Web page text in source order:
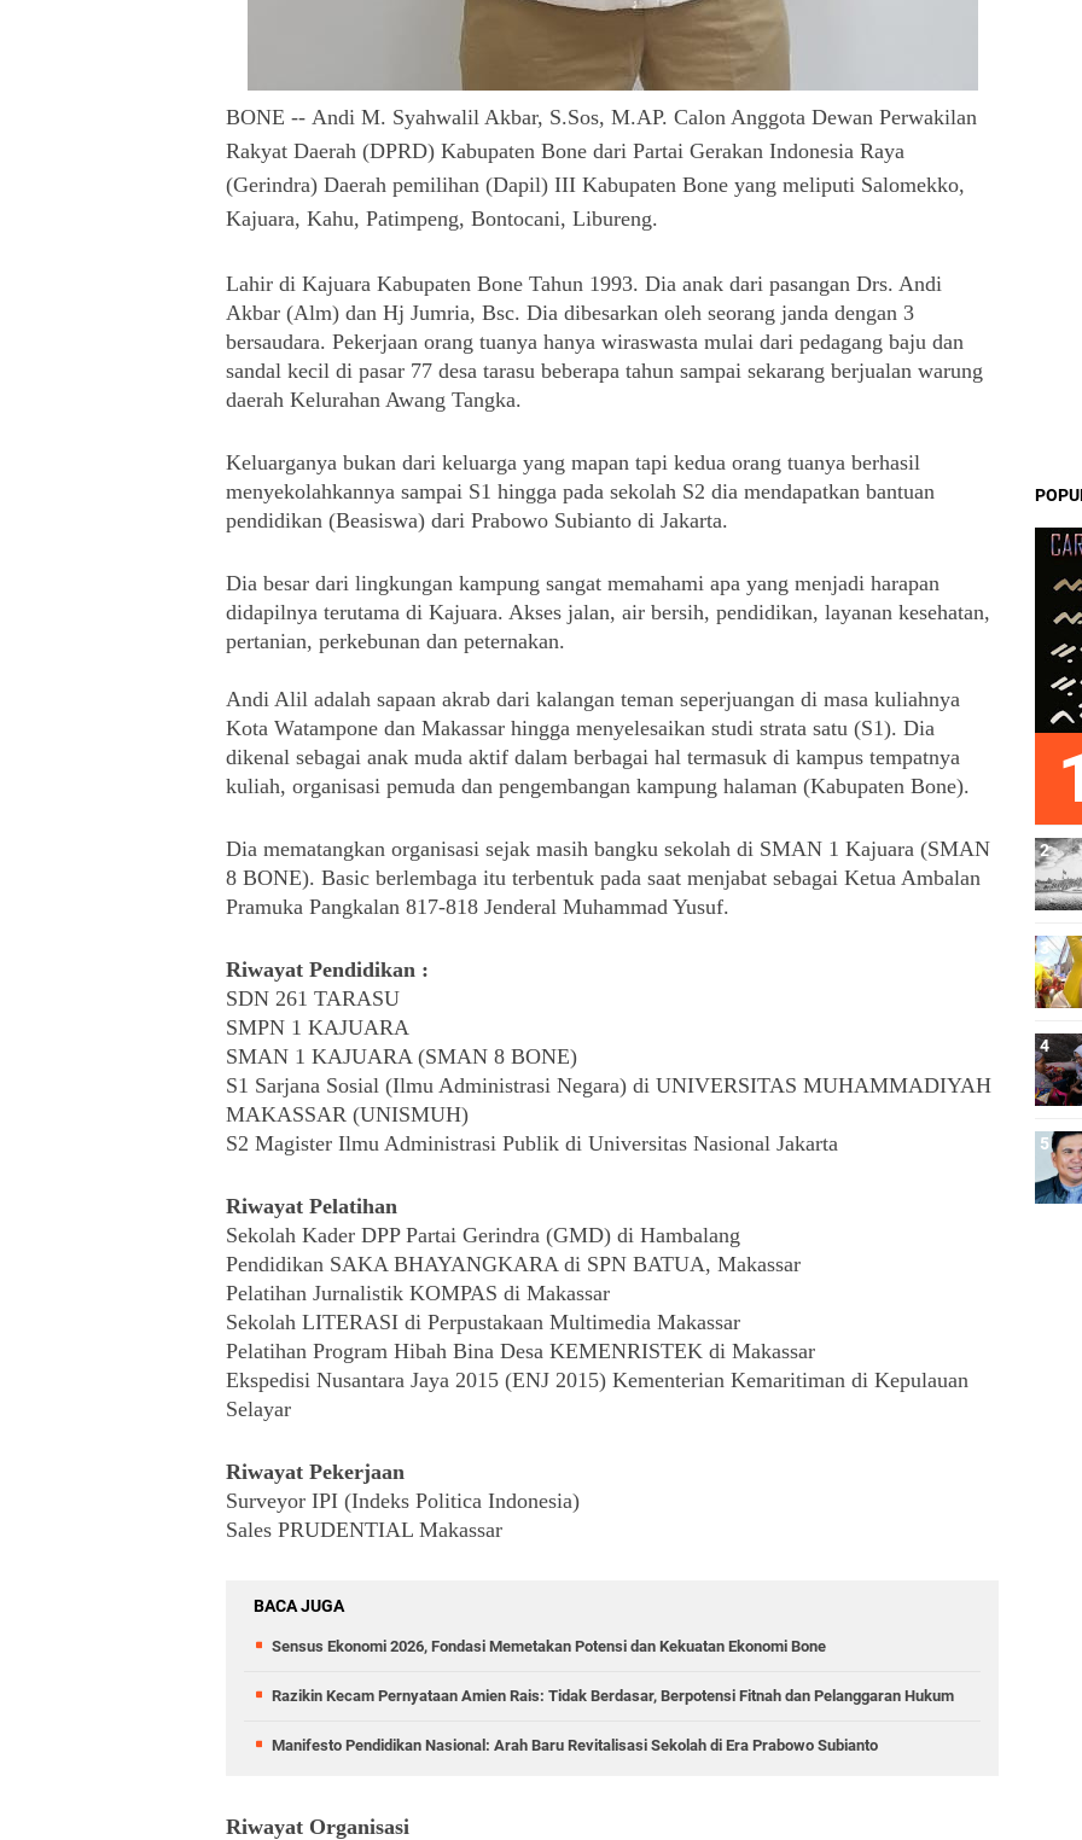
BONE -- Andi M. Syahwalil Akbar, S.Sos, M.AP. Calon Anggota Dewan Perwakilan
Rakyat Daerah (DPRD) Kabupaten Bone dari Partai Gerakan Indonesia Raya
(Gerindra) Daerah pemilihan (Dapil) III Kabupaten Bone yang meliputi Salomekko,
Kajuara, Kahu, Patimpeng, Bontocani, Libureng.
Lahir di Kajuara Kabupaten Bone Tahun 1993. Dia anak dari pasangan Drs. Andi
Akbar (Alm) dan Hj Jumria, Bsc. Dia dibesarkan oleh seorang janda dengan 3
bersaudara. Pekerjaan orang tuanya hanya wiraswasta mulai dari pedagang baju dan
sandal kecil di pasar 77 desa tarasu beberapa tahun sampai sekarang berjualan warung
daerah Kelurahan Awang Tangka.
Keluarganya bukan dari keluarga yang mapan tapi kedua orang tuanya berhasil
menyekolahkannya sampai S1 hingga pada sekolah S2 dia mendapatkan bantuan
pendidikan (Beasiswa) dari Prabowo Subianto di Jakarta.
Dia besar dari lingkungan kampung sangat memahami apa yang menjadi harapan
didapilnya terutama di Kajuara. Akses jalan, air bersih, pendidikan, layanan kesehatan,
pertanian, perkebunan dan peternakan.
Andi Alil adalah sapaan akrab dari kalangan teman seperjuangan di masa kuliahnya
Kota Watampone dan Makassar hingga menyelesaikan studi strata satu (S1). Dia
dikenal sebagai anak muda aktif dalam berbagai hal termasuk di kampus tempatnya
kuliah, organisasi pemuda dan pengembangan kampung halaman (Kabupaten Bone).
Dia mematangkan organisasi sejak masih bangku sekolah di SMAN 1 Kajuara (SMAN
8 BONE). Basic berlembaga itu terbentuk pada saat menjabat sebagai Ketua Ambalan
Pramuka Pangkalan 817-818 Jenderal Muhammad Yusuf.
Riwayat Pendidikan :
SDN 261 TARASU
SMPN 1 KAJUARA
SMAN 1 KAJUARA (SMAN 8 BONE)
S1 Sarjana Sosial (Ilmu Administrasi Negara) di UNIVERSITAS MUHAMMADIYAH
MAKASSAR (UNISMUH)
S2 Magister Ilmu Administrasi Publik di Universitas Nasional Jakarta
Riwayat Pelatihan
Sekolah Kader DPP Partai Gerindra (GMD) di Hambalang
Pendidikan SAKA BHAYANGKARA di SPN BATUA, Makassar
Pelatihan Jurnalistik KOMPAS di Makassar
Sekolah LITERASI di Perpustakaan Multimedia Makassar
Pelatihan Program Hibah Bina Desa KEMENRISTEK di Makassar
Ekspedisi Nusantara Jaya 2015 (ENJ 2015) Kementerian Kemaritiman di Kepulauan
Selayar
Riwayat Pekerjaan
Surveyor IPI (Indeks Politica Indonesia)
Sales PRUDENTIAL Makassar
BACA JUGA
Sensus Ekonomi 2026, Fondasi Memetakan Potensi dan Kekuatan Ekonomi Bone
Razikin Kecam Pernyataan Amien Rais: Tidak Berdasar, Berpotensi Fitnah dan Pelanggaran Hukum
Manifesto Pendidikan Nasional: Arah Baru Revitalisasi Sekolah di Era Prabowo Subianto
Riwayat Organisasi